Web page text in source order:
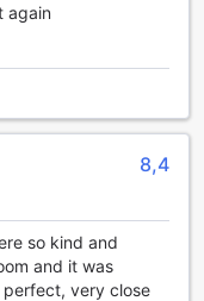
again
8,4
so kind and
and it was
very close